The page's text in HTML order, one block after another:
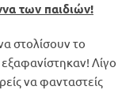
των παιδιών!
στολίσουν το
Λίγο
να φανταστείς